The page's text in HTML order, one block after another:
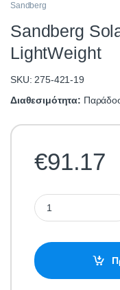
Sandberg
Sandberg
LightWeight
SKU: 275-421-19
Διαθεσιμότητα:
€91.17
Sandberg Solar